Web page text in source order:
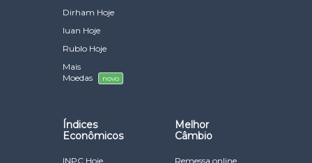
Dirham Hoje
Iuan Hoje
Rublo Hoje
Mais
Moedas
novo
Índices
Econômicos
INPC Hoje
Melhor
Câmbio
Remessa online